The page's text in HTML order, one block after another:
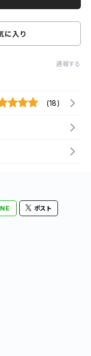
に入り
通報する
(18)
ポスト